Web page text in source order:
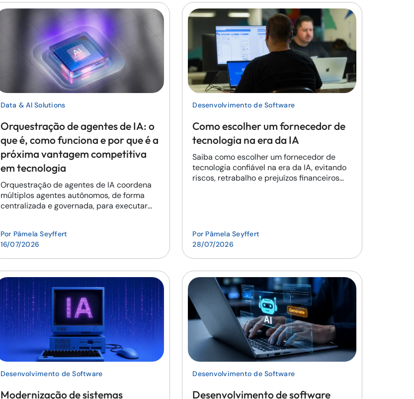
Data & AI Solutions
Orquestração de agentes de IA: o
que é, como funciona e por que é a
próxima vantagem competitiva
em tecnologia
Orquestração de agentes de IA coordena
múltiplos agentes autônomos, de forma
centralizada e governada, para executar
Por Pâmela Seyffert
16/07/2026
Desenvolvimento de Software
Como escolher um fornecedor de
tecnologia na era da IA
Saiba como escolher um fornecedor de
tecnologia confiável na era da IA, evitando
riscos, retrabalho e prejuízos financeiros
Por Pâmela Seyffert
28/07/2026
Desenvolvimento de Software
Modernização de sistemas
Desenvolvimento de Software
Desenvolvimento de software